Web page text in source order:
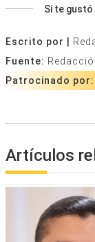
Si te gustó
Escrito por |
Fuente:
Patrocinado por:
Artículos